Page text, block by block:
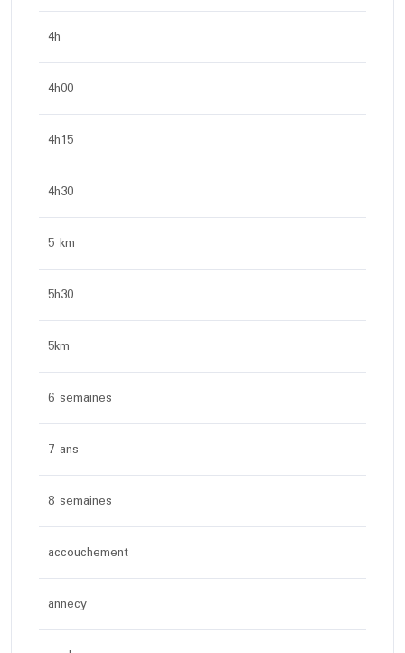
4h
4h00
4h15
4h30
5 km
5h30
5km
6 semaines
7 ans
8 semaines
accouchement
annecy